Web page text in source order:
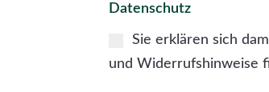
Datenschutz
Sie erklären sich
und Widerrufshinweise